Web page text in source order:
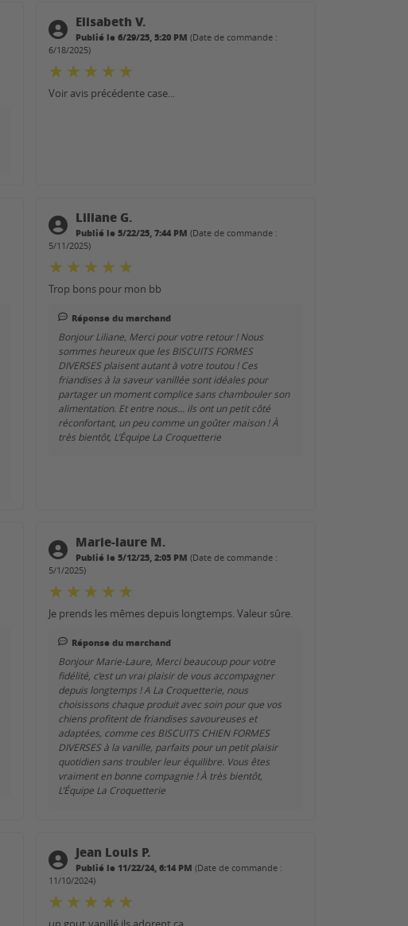
Elisabeth V.
Publié le 6/29/25, 5:20 PM (Date de commande :
6/18/2025)
Voir avis précédente case...
Liliane G.
Publié le 5/22/25, 7:44 PM (Date de commande :
5/11/2025)
Trop bons pour mon bb
Réponse du marchand
Bonjour Liliane, Merci pour votre retour ! Nous
sommes heureux que les BISCUITS FORMES
DIVERSES plaisent autant à votre toutou ! Ces
friandises à la saveur vanillée sont idéales pour
partager un moment complice sans chambouler son
alimentation. Et entre nous… ils ont un petit côté
réconfortant, un peu comme un goûter maison ! À
très bientôt, L’Équipe La Croquetterie
Marie-laure M.
Publié le 5/12/25, 2:05 PM (Date de commande :
5/1/2025)
Je prends les mêmes depuis longtemps. Valeur sûre.
Réponse du marchand
Bonjour Marie-Laure, Merci beaucoup pour votre
fidélité, c’est un vrai plaisir de vous accompagner
depuis longtemps ! A La Croquetterie, nous
choisissons chaque produit avec soin pour que vos
chiens profitent de friandises savoureuses et
adaptées, comme ces BISCUITS CHIEN FORMES
DIVERSES à la vanille, parfaits pour un petit plaisir
quotidien sans troubler leur équilibre. Vous êtes
vraiment en bonne compagnie ! À très bientôt,
L’Équipe La Croquetterie
Jean Louis P.
Publié le 11/22/24, 6:14 PM (Date de commande :
11/10/2024)